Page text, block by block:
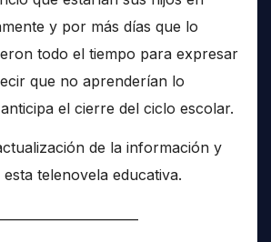
y por más días que lo
todo el tiempo para expresar
que no aprenderían lo
el cierre del ciclo escolar.
de la información y
telenovela educativa.